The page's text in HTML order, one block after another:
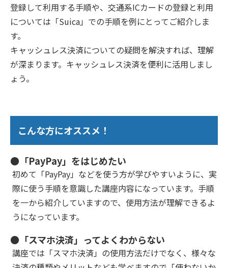
登録して利用する手順や、交通系ICカードの登録と利用
については「Suica」での手順を例にとってご紹介しま
す。
キャッシュレス決済についての疑問を解決すれば、理解
が深まります。キャッシュレス決済を便利に活用しまし
ょう。
こんな方にオススメ！
●「PayPay」をはじめたい
初めて「PayPay」などを使う方が学びやすいように、実
際に使う手順を意識した講座内容になっています。手順
を一から紹介していますので、使用方法が理解できるよ
うになっています。
●「スマホ決済」ってよくわからない
講座では「スマホ決済」の使用方法だけでなく、様々な